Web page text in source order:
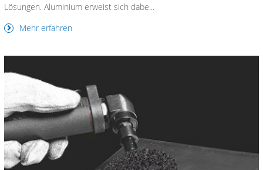
Lösungen. Aluminium erweist sich dabe...
Mehr erfahren